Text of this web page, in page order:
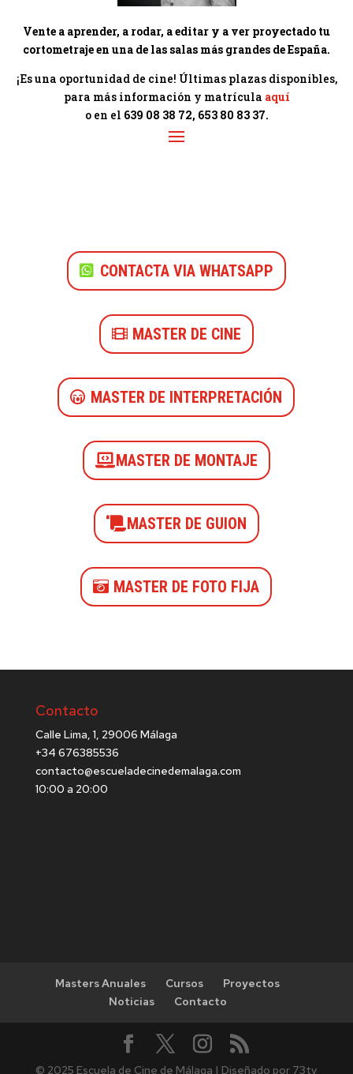
Vente a aprender, a rodar, a editar y a ver proyectado tu
cortometraje en una de las salas más grandes de España.
¡Es una oportunidad de cine! Últimas plazas disponibles,
para más información y matrícula aquí
o en el 639 08 38 72, 653 80 83 37.
CONTACTA VIA WHATSAPP
MASTER DE CINE
MASTER DE INTERPRETACIÓN
MASTER DE MONTAJE
MASTER DE GUION
MASTER DE FOTO FIJA
Contacto
Calle Lima, 1, 29006 Málaga
+34 676385536
contacto@escueladecinedemalaga.com
10:00 a 20:00
Masters Anuales Cursos
Proyectos
Noticias
Contacto
© 2025 Escuela de Cine de Málaga | Diseñado por 73tv